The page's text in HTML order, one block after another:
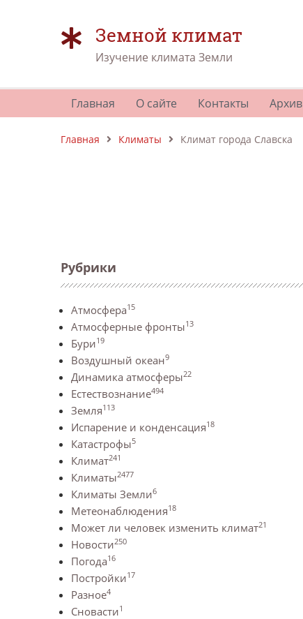
Земной климат
Изучение климата Земли
Главная О сайте Контакты Архив
Главная Климаты Климат города Славска
Рубрики
Атмосфера15
Атмосферные фронты13
Бури19
Воздушный океан9
Динамика атмосферы22
Естествознание494
Земля113
Испарение и конденсация18
Катастрофы5
Климат241
Климаты2477
Климаты Земли6
Метеонаблюдения18
Может ли человек изменить климат21
Новости250
Погода16
Постройки17
Разное4
Сновасти1